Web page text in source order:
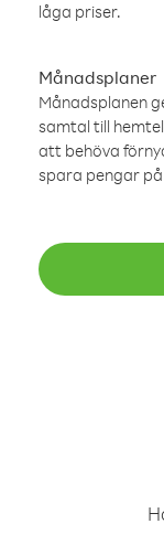
låga priser.
Månadsplaner
Månadsplanen
samtal till
att behöva
spara pengar